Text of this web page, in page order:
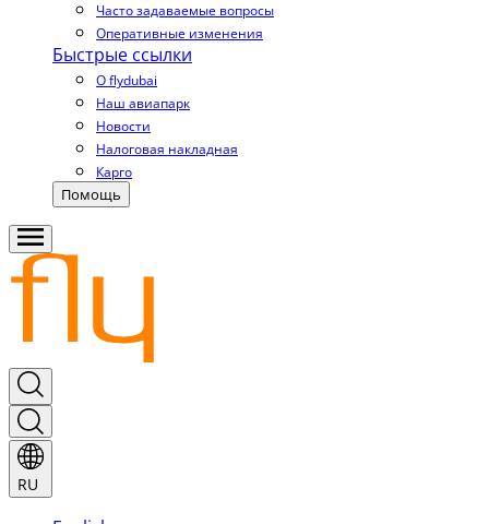
Часто задаваемые вопросы
Оперативные изменения
Быстрые ссылки
О flydubai
Наш авиапарк
Новости
Налоговая накладная
Карго
Помощь
RU